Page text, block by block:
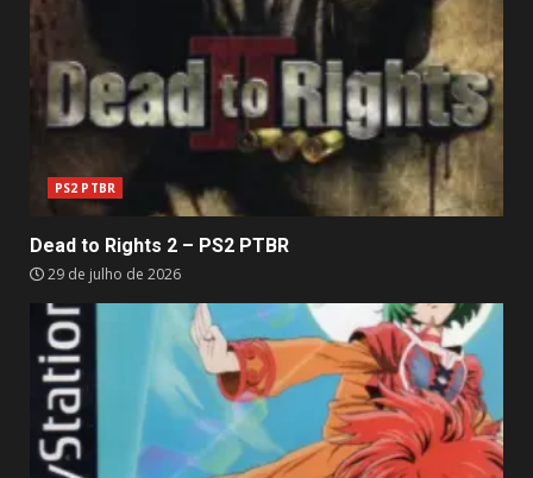
PS2 PTBR
Dead to Rights 2 – PS2 PTBR
29 de julho de 2026